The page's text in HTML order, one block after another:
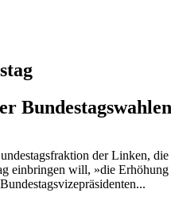
der Linken,
einbringen will, »die